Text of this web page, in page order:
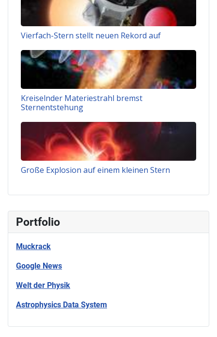
Portfolio
Muckrack
Google News
Welt der Physik
Astrophysics Data System
Vierfach-Stern stellt neuen Rekord auf
Kreiselnder Materiestrahl bremst
Sternentstehung
Große Explosion auf einem kleinen Stern